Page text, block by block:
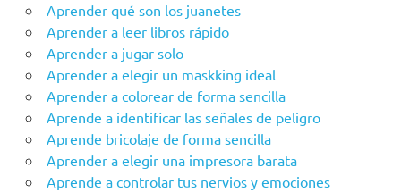
Aprender qué son los juanetes
Aprender a leer libros rápido
Aprender a jugar solo
Aprender a elegir un maskking ideal
Aprender a colorear de forma sencilla
Aprende a identificar las señales de peligro
Aprende bricolaje de forma sencilla
Aprender a elegir una impresora barata
Aprende a controlar tus nervios y emociones